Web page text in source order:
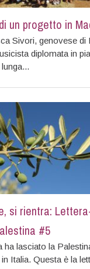
un progetto in
Sivori, genovese di
diplomata in
si rientra:
#5
ha lasciato la
Italia. Questa è la